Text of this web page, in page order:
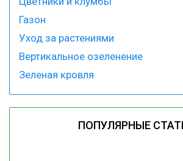
Газон
Уход за растениями
Вертикальное озеленение
Зеленая кровля
ПОПУЛЯРНЫЕ